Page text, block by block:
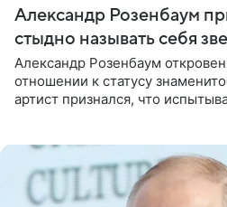
Александр Розенбаум
стыдно называть себя
Александр Розенбаум
отношении к статусу
артист признался, что